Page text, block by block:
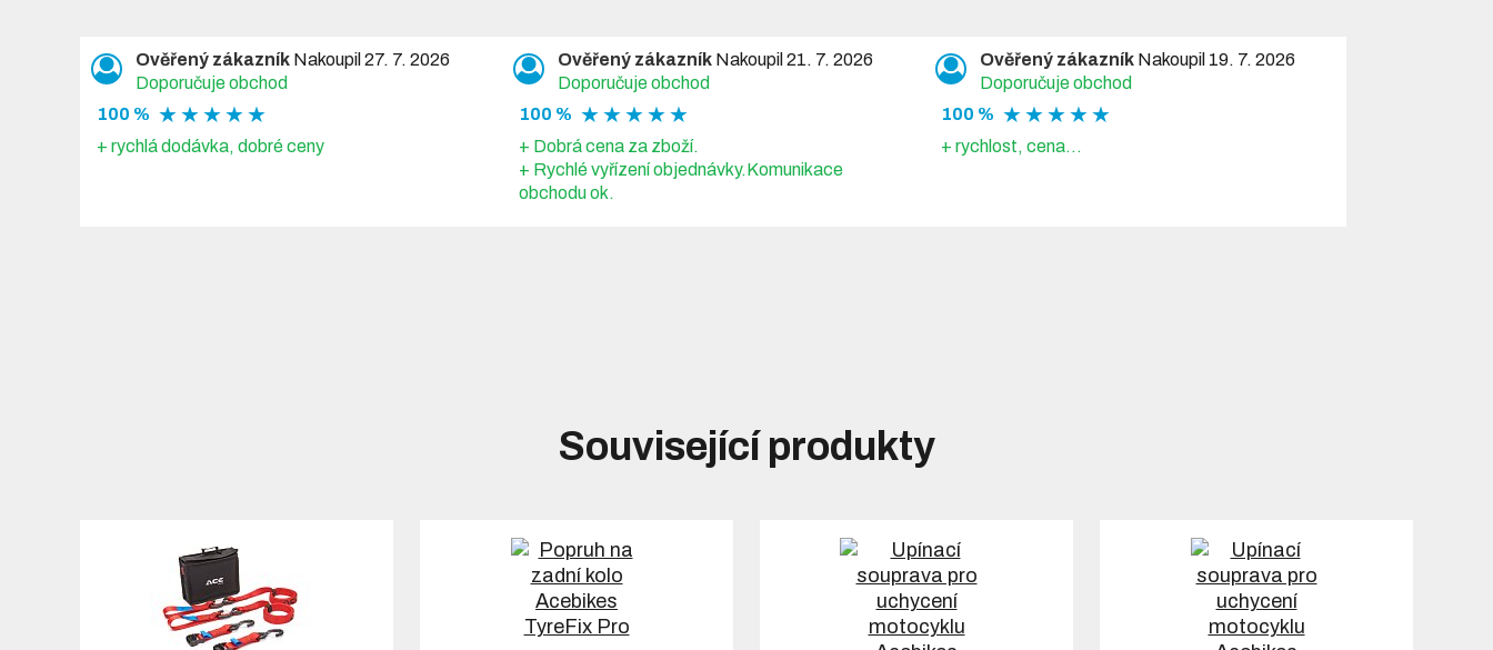
Ověřený zákazník Nakoupil 27. 7. 2026
Doporučuje obchod
100 % ★ ★ ★ ★ ★
+ rychlá dodávka, dobré ceny
Ověřený zákazníkNakoupil 21. 7. 2026
Doporučuje obchod
100 % ★ ★ ★ ★ ★
+ Dobrá cena za zboží.
+ Rychlé vyřízení objednávky.Komunikace
obchodu ok.
Ověřený zákazníkNakoupil 19. 7. 2026
Doporučuje obchod
100 % ★ ★ ★ ★ ★
+ rychlost, cena...
Související produkty